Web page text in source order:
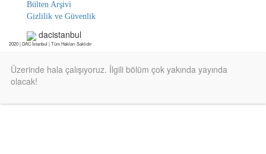
Bülten Arşivi
Gizlilik ve Güvenlik
dacistanbul
2020 | DAC İstanbul | Tüm Hakları Saklıdır
Üzerinde hala çalışıyoruz. İlgili bölüm çok yakında yayında
olacak!